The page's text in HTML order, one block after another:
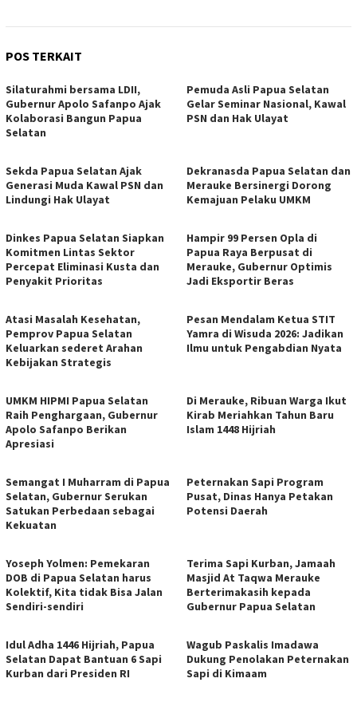
POS TERKAIT
Silaturahmi bersama LDII,
Gubernur Apolo Safanpo Ajak
Kolaborasi Bangun Papua
Selatan
Pemuda Asli Papua Selatan
Gelar Seminar Nasional, Kawal
PSN dan Hak Ulayat
Sekda Papua Selatan Ajak
Generasi Muda Kawal PSN dan
Lindungi Hak Ulayat
Dekranasda Papua Selatan dan
Merauke Bersinergi Dorong
Kemajuan Pelaku UMKM
Dinkes Papua Selatan Siapkan
Komitmen Lintas Sektor
Percepat Eliminasi Kusta dan
Penyakit Prioritas
Hampir 99 Persen Opla di
Papua Raya Berpusat di
Merauke, Gubernur Optimis
Jadi Eksportir Beras
Atasi Masalah Kesehatan,
Pemprov Papua Selatan
Keluarkan sederet Arahan
Kebijakan Strategis
Pesan Mendalam Ketua STIT
Yamra di Wisuda 2026: Jadikan
Ilmu untuk Pengabdian Nyata
UMKM HIPMI Papua Selatan
Raih Penghargaan, Gubernur
Apolo Safanpo Berikan
Apresiasi
Di Merauke, Ribuan Warga Ikut
Kirab Meriahkan Tahun Baru
Islam 1448 Hijriah
Semangat I Muharram di Papua
Selatan, Gubernur Serukan
Satukan Perbedaan sebagai
Kekuatan
Peternakan Sapi Program
Pusat, Dinas Hanya Petakan
Potensi Daerah
Yoseph Yolmen: Pemekaran
DOB di Papua Selatan harus
Kolektif, Kita tidak Bisa Jalan
Sendiri-sendiri
Terima Sapi Kurban, Jamaah
Masjid At Taqwa Merauke
Berterimakasih kepada
Gubernur Papua Selatan
Idul Adha 1446 Hijriah, Papua
Selatan Dapat Bantuan 6 Sapi
Kurban dari Presiden RI
Wagub Paskalis Imadawa
Dukung Penolakan Peternakan
Sapi di Kimaam